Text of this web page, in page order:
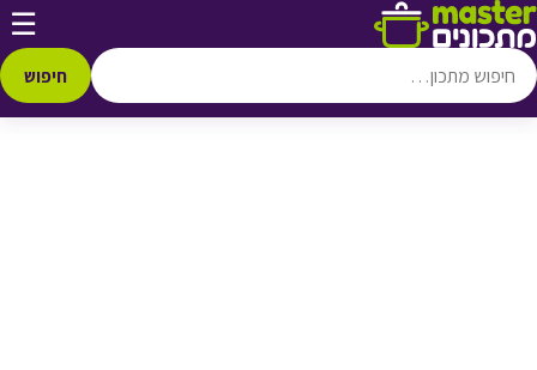
דלג לתוכן ☰
חיפוש
♥ הוספה